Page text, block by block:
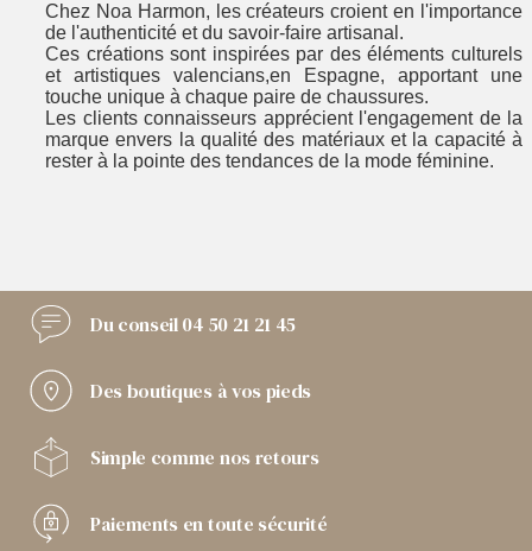
Chez Noa Harmon, les créateurs croient en l'importance
de l'authenticité et du savoir-faire artisanal.
Ces créations sont inspirées par des éléments culturels
et artistiques valencians,en Espagne, apportant une
touche unique à chaque paire de chaussures.
Les clients connaisseurs apprécient l'engagement de la
marque envers la qualité des matériaux et la capacité à
rester à la pointe des tendances de la mode féminine.
Du conseil04 50 21 21 45
Des boutiques à vos pieds
Simple comme nos retours
Paiements en toute sécurité